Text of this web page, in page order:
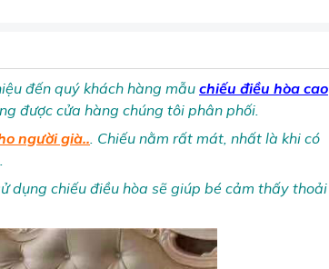
đến quý khách hàng mẫu chiếu điều hòa cao
được cửa hàng chúng tôi phân phối.
người già... Chiếu nằm rất mát, nhất là khi có
dụng chiếu điều hòa sẽ giúp bé cảm thấy thoải